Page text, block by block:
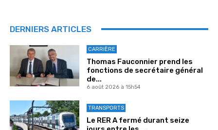
DERNIERS ARTICLES
CARRIÈRE
Thomas Fauconnier prend les
fonctions de secrétaire général
de...
6 août 2026 à 15h54
TRANSPORTS
Le RER A fermé durant seize